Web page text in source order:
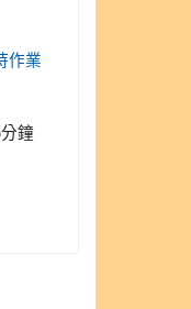
作業
鐘